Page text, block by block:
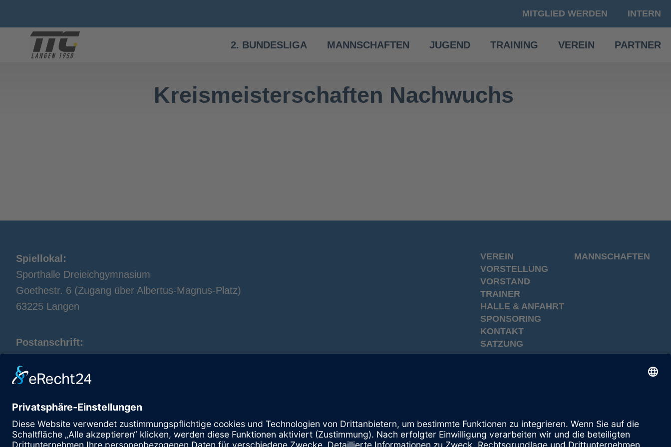
MITGLIED WERDEN INTERN
2. BUNDESLIGA MANNSCHAFTEN JUGEND TRAINING VEREIN PARTNER
Kreismeisterschaften Nachwuchs
Spiellokal:
Sporthalle Dreieichgymnasium
Goethestr. 6 (Zugang über Albertus-Magnus-Platz)
63225 Langen
Postanschrift:
Alexandra Leven
63303 Dreieich
VEREIN
VORSTELLUNG
VORSTAND
TRAINER
HALLE & ANFAHRT
SPONSORING
KONTAKT
SATZUNG
MANNSCHAFTEN
Instagram